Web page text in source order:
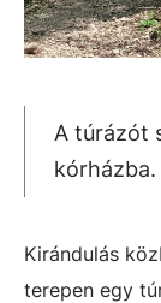
A túrázót
kórházba.
Kirándulás
terepen egy